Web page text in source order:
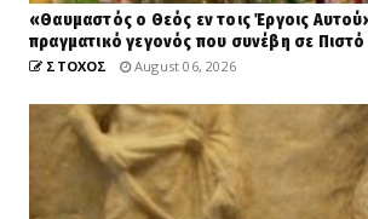
«Θαυμαστός ο Θεός εν τοις Έργοις
πραγματικό γεγονός που συνέβη σε
ΣΤΟΧΟΣ August 06, 2026